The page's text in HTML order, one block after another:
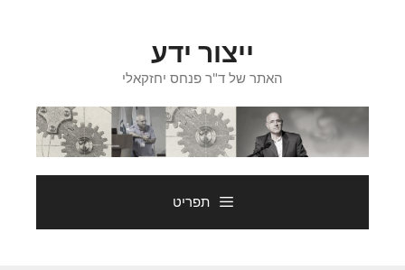
ייצור ידע
האתר של ד"ר פנחס יחזקאלי
תפריט